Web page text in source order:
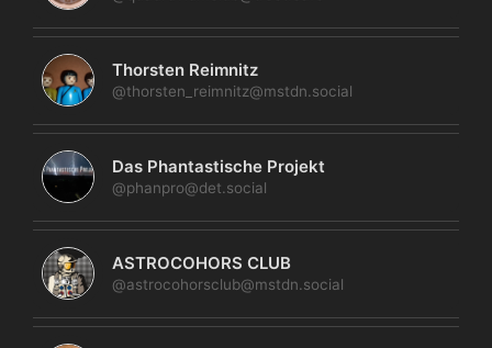
Thorsten Reimnitz
@thorsten_reimnitz@mstdn.social
Das Phantastische Projekt
@phanpro@det.social
ASTROCOHORS CLUB
@astrocohorsclub@mstdn.social